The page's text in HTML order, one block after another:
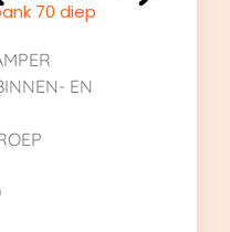
70 diep
EN